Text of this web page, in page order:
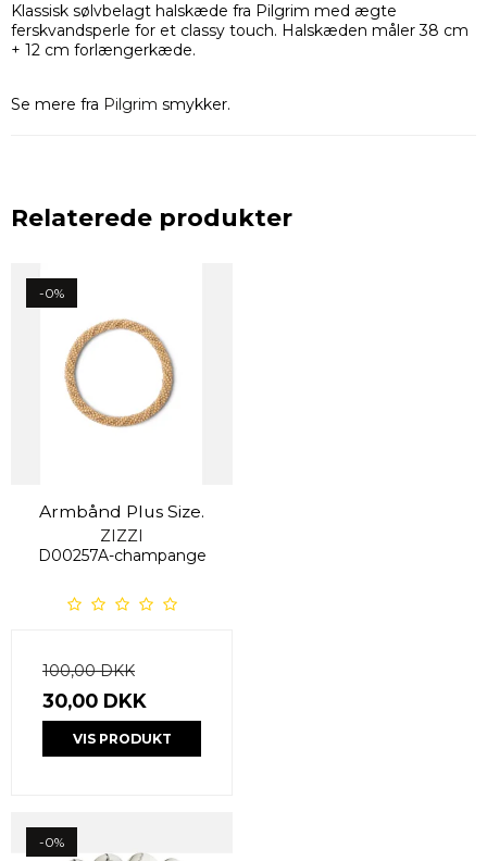
Klassisk sølvbelagt halskæde fra Pilgrim med ægte
ferskvandsperle for et classy touch. Halskæden måler 38 cm
+ 12 cm forlængerkæde.
Se mere fra Pilgrim smykker.
Relaterede produkter
-0%
Armbånd Plus Size.
ZIZZI
D00257A-champange
100,00 DKK
30,00 DKK
VIS PRODUKT
-0%